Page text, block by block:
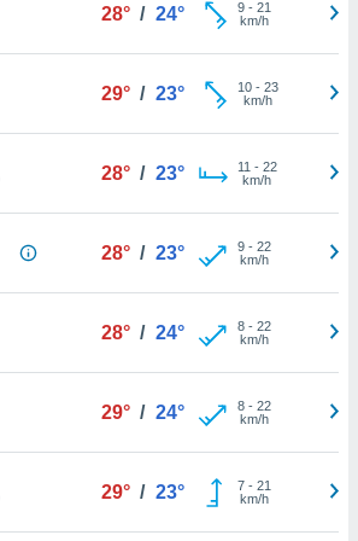
28° / 24° 9- 21
km/h
29° / 23° 10- 23
km/h
28° / 23° 11 - 22
km/h
28° / 23° 9- 22
km/h
28° / 24° 8- 22
km/h
29° / 24° 8- 22
km/h
29° / 23° 7- 21
km/h